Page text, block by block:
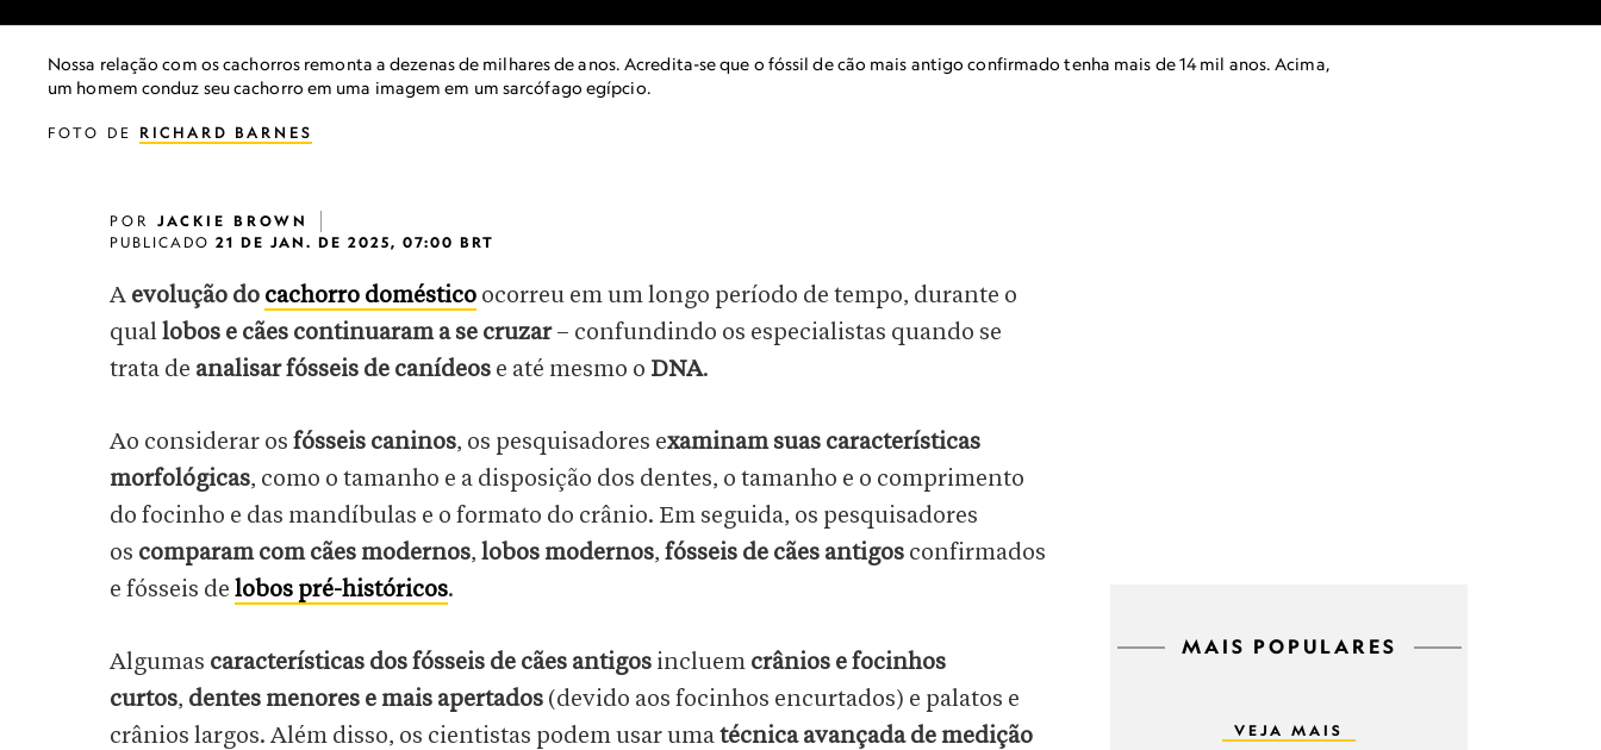
Nossa relação com os cachorros remonta a dezenas de milhares de anos. Acredita-se que o fóssil de cão mais antigo confirmado tenha mais de 14 mil anos. Acima,
um homem conduz seu cachorro em uma imagem em um sarcófago egípcio.
FOTO DE RICHARD BARNES
POR JACKIE BROWN
PUBLICADO 21 DE JAN. DE 2025, 07:00 BRT
A evolução do cachorro doméstico ocorreu em um longo período de tempo, durante o
quallobos e cães continuaram a se cruzar– confundindo os especialistas quando se
trata de analisar fósseis de canídeos e até mesmo o DNA.
Ao considerar os fósseis caninos, os pesquisadores examinam suas características
morfológicas, como o tamanho e a disposição dos dentes, o tamanho e o comprimento
do focinho e das mandíbulas e o formato do crânio. Em seguida, os pesquisadores
os comparam com cães modernos, lobos modernos, fósseis de cães antigos confirmados
e fósseis de lobos pré-históricos.
Algumas características dos fósseis de cães antigos incluem crânios e focinhos
curtos, dentes menores e mais apertados (devido aos focinhos encurtados) e palatos e
crânios largos. Além disso, os cientistas podem usar umatécnica avançada de medição
MAIS POPULARES
VEJA MAIS